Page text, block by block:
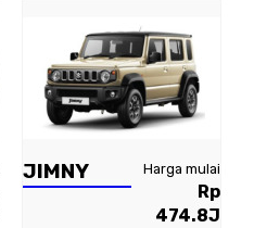
JIMNY Harga mulai
Rp
474.8J